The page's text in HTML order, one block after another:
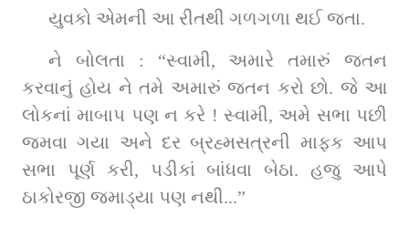
યુવકો એમની આ રીતથી ગળગળા થઈ જતા.
ને બોલતા : “સ્વામી, અમારે તમારું જતન
કરવાનું હોય ને તમે અમારું જતન કરો છો. જે આ
લોકનાં માબાપ પણ ન કરે ! સ્વામી, અમે સભા પછી
જમવા ગયા અને દર બ્રહ્મસત્રની માફક આપ
સભા પૂર્ણ કરી, પડીકાં બાંધવા બેઠા. હજુ આપે
ઠાકોરજી જમાડ્યા પણ નથી...”